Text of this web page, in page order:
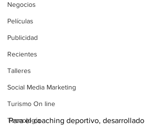
Negocios
Películas
Publicidad
Recientes
Talleres
Social Media Marketing
Turismo On line
Tecnología
Para el coaching deportivo, desarrollado